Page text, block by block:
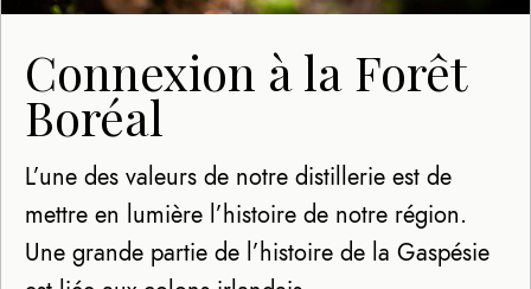
Connexion à la Forêt
Boréal
L’une des valeurs de notre distillerie est de
mettre en lumière l’histoire de notre région.
Une grande partie de l’histoire de la Gaspésie